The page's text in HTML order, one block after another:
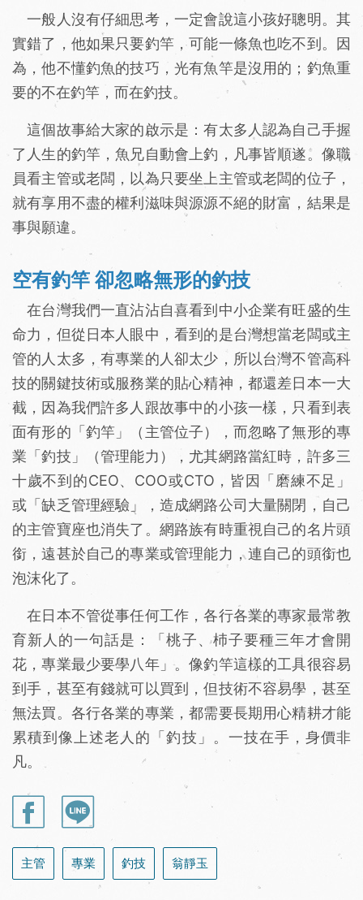
一般人沒有仔細思考，一定會說這小孩好聰明。其
實錯了，他如果只要釣竿，可能一條魚也吃不到。因
為，他不懂釣魚的技巧，光有魚竿是沒用的；釣魚重
要的不在釣竿，而在釣技。
這個故事給大家的啟示是：有太多人認為自己手握
了人生的釣竿，魚兄自動會上釣，凡事皆順遂。像職
員看主管或老闆，以為只要坐上主管或老闆的位子，
就有享用不盡的權利滋味與源源不絕的財富，結果是
事與願違。
空有釣竿 卻忽略無形的釣技
在台灣我們一直沾沾自喜看到中小企業有旺盛的生
命力，但從日本人眼中，看到的是台灣想當老闆或主
管的人太多，有專業的人卻太少，所以台灣不管高科
技的關鍵技術或服務業的貼心精神，都還差日本一大
截，因為我們許多人跟故事中的小孩一樣，只看到表
面有形的「釣竿」（主管位子），而忽略了無形的專
業「釣技」（管理能力），尤其網路當紅時，許多三
十歲不到的CEO、COO或CTO，皆因「磨練不足」
或「缺乏管理經驗」，造成網路公司大量關閉，自己
的主管寶座也消失了。網路族有時重視自己的名片頭
銜，遠甚於自己的專業或管理能力，連自己的頭銜也
泡沫化了。
在日本不管從事任何工作，各行各業的專家最常教
育新人的一句話是：「桃子、杮子要種三年才會開
花，專業最少要學八年」。像釣竿這樣的工具很容易
到手，甚至有錢就可以買到，但技術不容易學，甚至
無法買。各行各業的專業，都需要長期用心精耕才能
累積到像上述老人的「釣技」。一技在手，身價非
凡。
主管 專業 釣技 翁靜玉